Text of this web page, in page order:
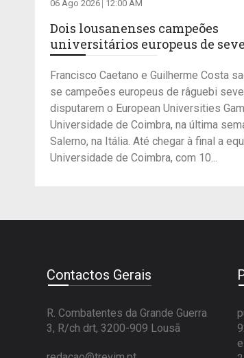
06 Ago 2026 12:00 AM
Dois lousanenses campeões
universitários europeus de
Francisco Caetano e Guilherme Costa
se campeões europeus de râguebi
disputarem o European Universities
Universidade de Coimbra, na última
Salerno, na Itália. Até chegar à final a
Universidade de Coimbra, com 10...
Contactos Gerais
R. Combatentes da Grande Guerra
3, R/ch drt, 3200-909 Lousã